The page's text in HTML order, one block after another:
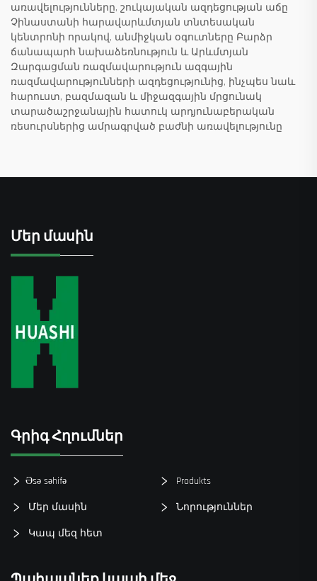
առավելությունները, շուկայական ազդեցության աճը
Չինաստանի հարավարևմտյան տնտեսական
կենտրոնի որակով, անմիջկան օգուտները Բարձր
ճանապարհ նախաձեռնություն և Արևմտյան
Զարգացման ռազմավարություն ազգային
ռազմավարությունների ազդեցությունից, ինչպես նաև
հարուստ, բազմազան և միջազգային մրցունակ
տարածաշրջանային հատուկ արդյունաբերական
ռեսուրսներից ամրագրված բաժնի առավելությունը
Մեր մասին
Գրիգ Հղումներ
Əsə səhifə Produkts
Մեր մասին Նորություններ
Կապ մեզ հետ